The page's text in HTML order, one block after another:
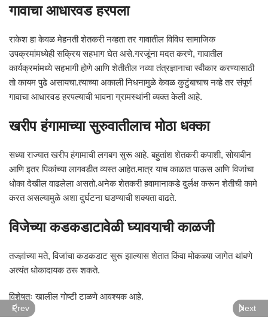
गावाचा आधारवड हरपला
राकेश हा केवळ मेहनती शेतकरी नव्हता तर गावातील विविध सामाजिक
उपक्रमांमध्येही सक्रिय सहभाग घेत असे.गरजूंना मदत करणे, गावातील
कार्यक्रमांमध्ये सहभागी होणे आणि शेतीतील नव्या तंत्रज्ञानाचा स्वीकार करण्यासाठी
तो कायम पुढे असायचा.त्याच्या अकाली निधनामुळे केवळ कुटुंबाचाच नव्हे तर संपूर्ण
गावाचा आधारवड हरपल्याची भावना ग्रामस्थांनी व्यक्त केली आहे.
खरीप हंगामाच्या सुरुवातीलाच मोठा धक्का
सध्या राज्यात खरीप हंगामाची लगबग सुरू आहे. बहुतांश शेतकरी कपाशी, सोयाबीन
आणि इतर पिकांच्या लागवडीत व्यस्त आहेत.मात्र याच काळात पाऊस आणि विजांचा
धोका देखील वाढलेला असतो.अनेक शेतकरी हवामानाकडे दुर्लक्ष करून शेतीची कामे
करत असल्यामुळे अशा दुर्घटना घडण्याची शक्यता वाढते.
विजेच्या कडकडाटावेळी घ्यावयाची काळजी
तज्ज्ञांच्या मते, विजांचा कडकडाट सुरू झाल्यास शेतात किंवा मोकळ्या जागेत थांबणे
अत्यंत धोकादायक ठरू शकते.
विशेषतः खालील गोष्टी टाळणे आवश्यक आहे.
Prev Next